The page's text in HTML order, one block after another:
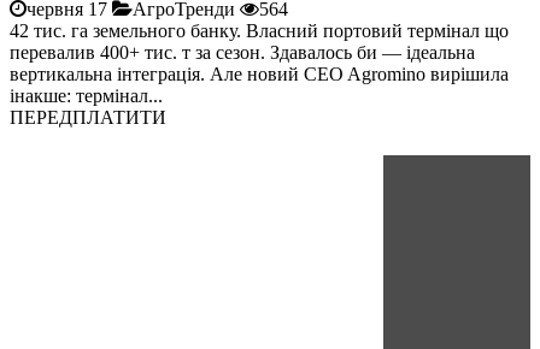
червня 17 АгроТренди
564
42 тис. га земельного банку. Власний портовий термінал що
перевалив 400+ тис. т за сезон. Здавалось би — ідеальна
вертикальна інтеграція. Але новий CEO Agromino вирішила
інакше: термінал...
ПЕРЕДПЛАТИТИ